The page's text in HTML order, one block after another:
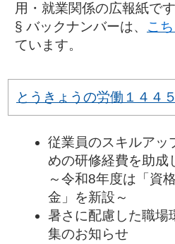
用・就業関係の広報紙です
§ バックナンバーは、 こ
ています。
とうきょうの労働１４４
従業員のスキルアッ
めの研修経費を助成
～令和8年度は「資
金」を新設～
暑さに配慮した職
集のお知らせ